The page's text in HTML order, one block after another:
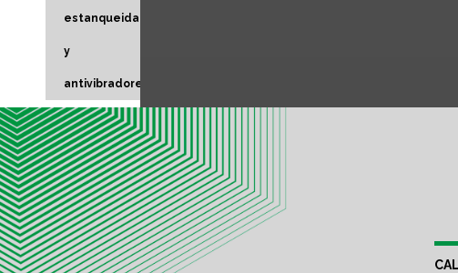
estanqueidad
y
antivibradores